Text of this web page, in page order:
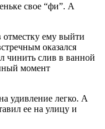
свое “фи”. А
ему выйти
оказался
чинить слив в ванной
момент
удивление легко. А
ее на улицу и